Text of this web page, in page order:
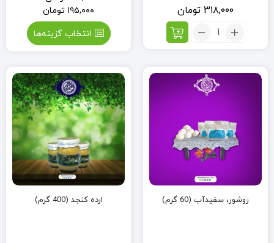
۳۱۸,۰۰۰ تومان
تعداد:
۱۹۵,۰۰۰ تومان
انتخاب گزینه‌ها
روشور، سفیدآب (60 گرم) ارده کنجد (400 گرم)